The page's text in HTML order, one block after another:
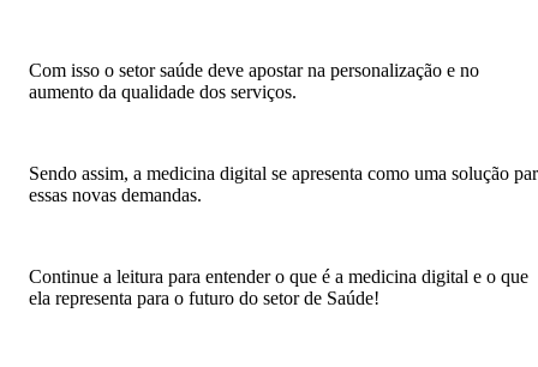
Com isso o setor saúde deve apostar na personalização e no
aumento da qualidade dos serviços.
Sendo assim, a medicina digital se apresenta como uma solução
essas novas demandas.
Continue a leitura para entender o que é a medicina digital e o que
ela representa para o futuro do setor de Saúde!